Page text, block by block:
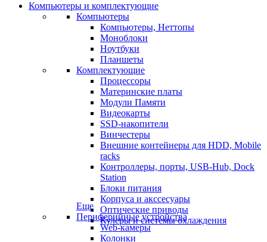
Компьютеры и комплектующие
Компьютеры
Компьютеры, Неттопы
Моноблоки
Ноутбуки
Планшеты
Комплектующие
Процессоры
Материнские платы
Модули Памяти
Видеокарты
SSD-накопители
Винчестеры
Внешние контейнеры для HDD, Mobile
racks
Контроллеры, порты, USB-Hub, Dock
Station
Блоки питания
Корпуса и акссесуары
Оптические приводы
Кулеры и системы охлаждения
Еще
Периферийные устройства
Web-камеры
Колонки